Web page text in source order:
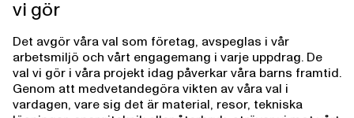
vi gör
Det avgör våra val som företag, avspeglas i vår
arbetsmiljö och vårt engagemang i varje uppdrag. De
val vi gör i våra projekt idag påverkar våra barns framtid.
Genom att medvetandegöra vikten av våra val i
vardagen, vare sig det är material, resor, tekniska